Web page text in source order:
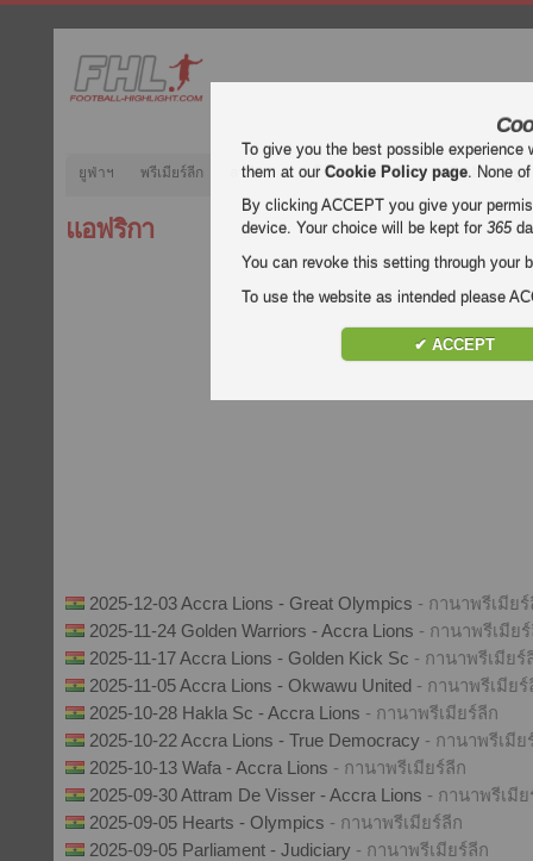
ยูฟ่าฯ พรีเมียร์ลีก ลาลีกา กัลโช่ บุนเดสลีกา ลีกเอิง ยู
แอฟริกา
2025-12-03 Accra Lions - Great Olympics - กานาพรีเมีย
2025-11-24 Golden Warriors - Accra Lions - กานาพรีเมีย
2025-11-17 Accra Lions - Golden Kick Sc - กานาพรีเมียร์
2025-11-05 Accra Lions - Okwawu United - กานาพรีเมียร์
2025-10-28 Hakla Sc - Accra Lions - กานาพรีเมียร์ลีก
2025-10-22 Accra Lions - True Democracy - กานาพรีเมีย
2025-10-13 Wafa - Accra Lions - กานาพรีเมียร์ลีก
2025-09-30 Attram De Visser - Accra Lions - กานาพรีเมี
2025-09-05 Hearts - Olympics - กานาพรีเมียร์ลีก
2025-09-05 Parliament - Judiciary - กานาพรีเมียร์ลีก
To give you the best possible
them at ourCookie Policy page. None
By clicking ACCEPT you give your
device. Your choice will be kept for365
You can revoke this setting through your
To use the website as intended please
✔ ACCEPT